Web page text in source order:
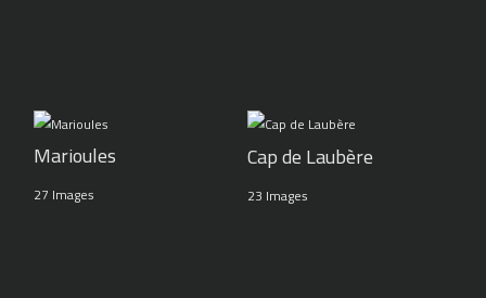
Marioules
27 Images
Cap de Laubère
23 Images